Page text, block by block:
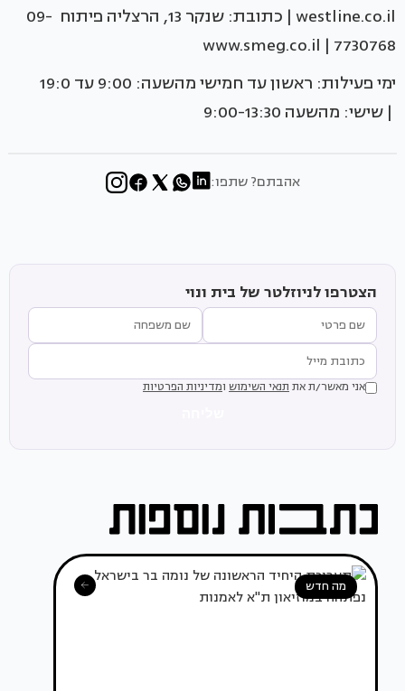
westline.co.il | כתובת: שנקר 13, הרצליה פיתוח 09-
7730768 | www.smeg.co.il
ימי פעילות: ראשון עד חמישי מהשעה: 9:00 עד 19:0
| שישי: מהשעה 9:00-13:30
אהבתם? שתפו:
הצטרפו לניוזלטר של בית ונוי
אני מאשר/ת את תנאי השימוש ומדיניות הפרטיות
מה חדש